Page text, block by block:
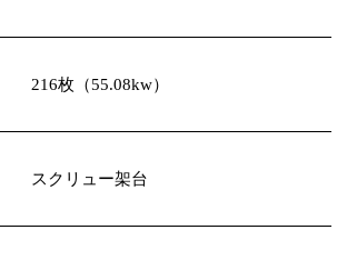
216枚（55.08kw）
スクリュー架台